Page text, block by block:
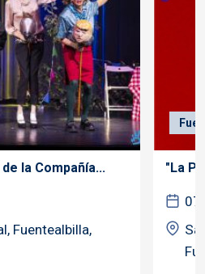
la Compañía...
Fuentealbilla,
"La